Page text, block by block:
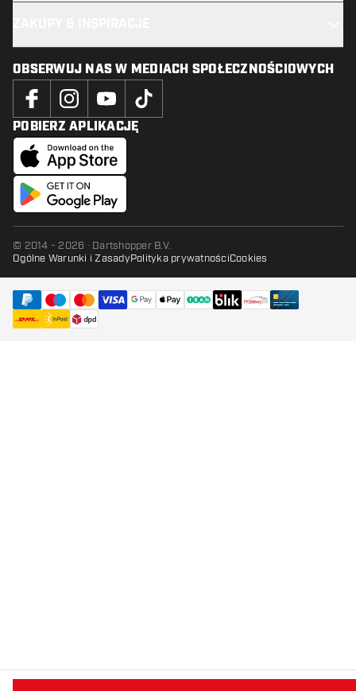
OBSERWUJ NAS W MEDIACH SPOŁECZNOŚCIOWYCH
POBIERZ APLIKACJĘ
© 2014 - 2026 · Dartshopper B.V.
Ogólne Warunki i ZasadyPolityka prywatnościCookies